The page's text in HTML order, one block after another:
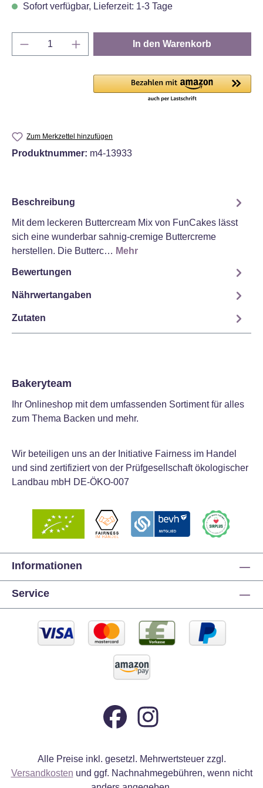
Sofort verfügbar, Lieferzeit: 1-3 Tage
Produkt Anzahl: Gib den gewünschten
In den Warenkorb
Zum Merkzettel hinzufügen
Produktnummer: m4-13933
Beschreibung
Mit dem leckeren Buttercream Mix von FunCakes lässt
sich eine wunderbar sahnig-cremige Buttercreme
herstellen. Die Butterc… Mehr
Bewertungen
Nährwertangaben
Zutaten
Bakeryteam
Ihr Onlineshop mit dem umfassenden Sortiment für alles
zum Thema Backen und mehr.
Wir beteiligen uns an der Initiative Fairness im Handel
und sind zertifiziert von der Prüfgesellschaft ökologischer
Landbau mbH DE-ÖKO-007
Informationen
Service
Alle Preise inkl. gesetzl. Mehrwertsteuer zzgl.
Versandkosten und ggf. Nachnahmegebühren, wenn nicht